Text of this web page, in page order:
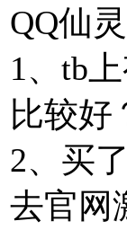
QQ仙
1、tb
比较好
2、买
去官网